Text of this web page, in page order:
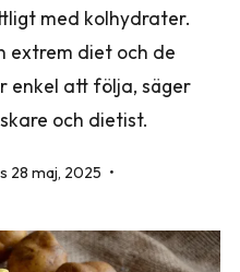
med kolhydrater.
extrem diet och de
enkel att följa, säger
och dietist.
28 maj, 2025 •